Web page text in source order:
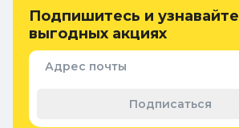
для монтажных (отрезных) пил по
Москвы и городов Московской области:
Химки, Мытищи, Королёв, Люберцы,
Домодедово, Электросталь, Коломна,
Долгопрудный, Раменское, Реутов,
Чехов, Клин, Ивантеевка, Лобня, Дубна,
Фоминск, Дмитров, Лыткарино, Павловский
Подпишитесь и
выгодных акциях
Адрес почты
Подписаться